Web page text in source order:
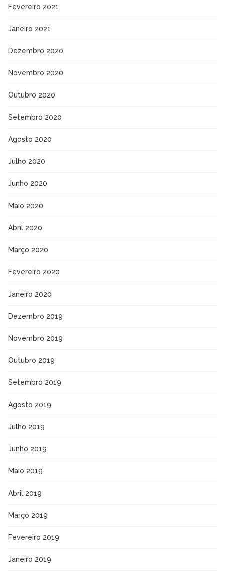
Fevereiro 2021
Janeiro 2021
Dezembro 2020
Novembro 2020
Outubro 2020
Setembro 2020
Agosto 2020
Julho 2020
Junho 2020
Maio 2020
Abril 2020
Março 2020
Fevereiro 2020
Janeiro 2020
Dezembro 2019
Novembro 2019
Outubro 2019
Setembro 2019
Agosto 2019
Julho 2019
Junho 2019
Maio 2019
Abril 2019
Março 2019
Fevereiro 2019
Janeiro 2019